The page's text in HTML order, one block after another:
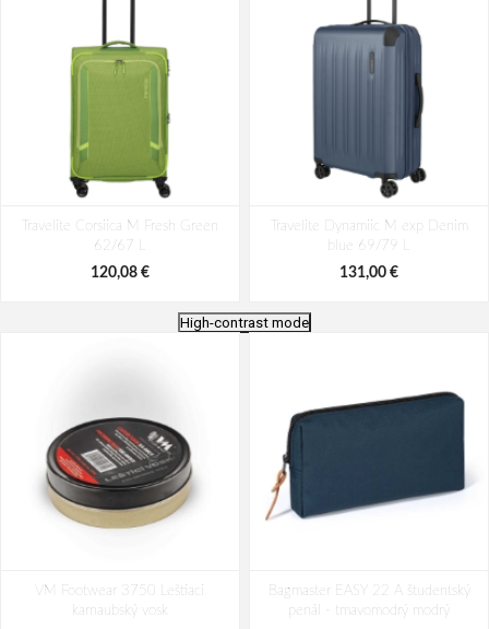
Travelite Corsiica M Fresh Green
62/67 L
120,08 €
Travelite Dynamiic M exp Denim
blue 69/79 L
131,00 €
62/67 L
141,92 €
70/80 L
120,08 €
High-contrast mode
VM Footwear 3750 Leštiaci
karnaubský vosk
Bagmaster EASY 22 A študentský
penál - tmavomodrý modrý